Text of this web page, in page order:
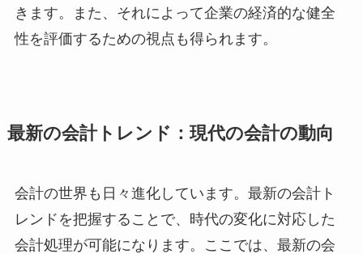
きます。また、それによって企業の経済的な健全
性を評価するための視点も得られます。
最新の会計トレンド：現代の会計の動向
会計の世界も日々進化しています。最新の会計ト
レンドを把握することで、時代の変化に対応した
会計処理が可能になります。ここでは、最新の会